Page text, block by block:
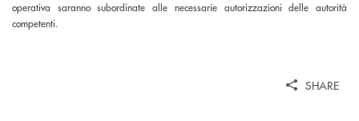
operativa saranno subordinate alle necessarie autorizzazioni delle autorità
competenti.
SHARE